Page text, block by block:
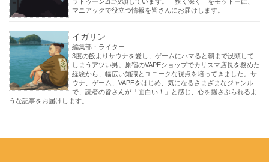
ラトゥーン2に没頭しています。「狭く深く」をモットーに、
マニアックで役立つ情報を皆さんにお届けします。
イガリン
編集部・ライター
3度の飯よりサウナを愛し、ゲームにハマると朝まで没頭して
しまうアツい男。原宿のVAPEショップでカリスマ店長を務めた
経験から、幅広い知識とユニークな視点を培ってきました。サ
ウナ、ゲーム、VAPEをはじめ、気になるさまざまなジャンル
で、読者の皆さんが「面白い！」と感じ、心を揺さぶられるよ
うな記事をお届けします。